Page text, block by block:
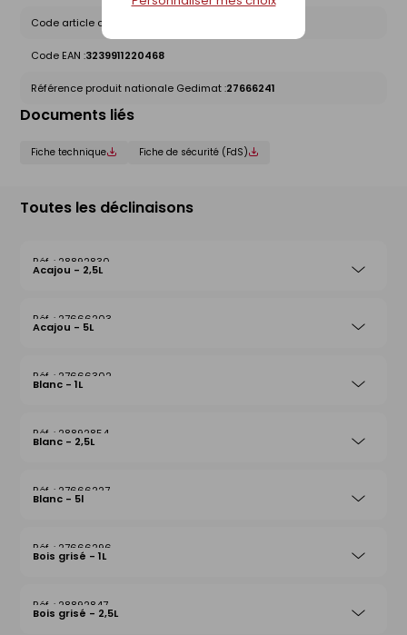
Code article chez le fournisseur :
Code EAN :3239911220468
Référence produit nationale Gedimat :27666241
Documents liés
Fiche technique Fiche de sécurité (FdS)
Toutes les déclinaisons
28892830
Acajou - 2,5L
27666203
Acajou - 5L
27666302
Blanc - 1L
28892854
Blanc - 2,5L
27666227
Blanc - 5l
27666296
Bois grisé - 1L
28892847
Bois grisé - 2,5L